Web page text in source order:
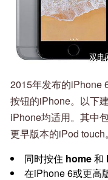
2015年发布的iPhone
按钮的iPhone。以下
iPhone均适用。其中
更早版本的iPod touch。
同时按住 home和
在iPhone 6或更高